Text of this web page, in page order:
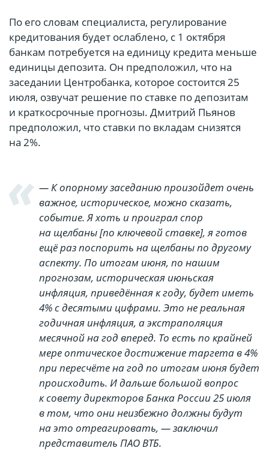
По его словам специалиста, регулирование
кредитования будет ослаблено, с 1 октября
банкам потребуется на единицу кредита меньше
единицы депозита. Он предположил, что на
заседании Центробанка, которое состоится 25
июля, озвучат решение по ставке по депозитам
и краткосрочные прогнозы. Дмитрий Пьянов
предположил, что ставки по вкладам снизятся
на 2%.
— К опорному заседанию произойдет очень
важное, историческое, можно сказать,
событие. Я хоть и проиграл спор
на щелбаны [по ключевой ставке], я готов
ещё раз поспорить на щелбаны по другому
аспекту. По итогам июня, по нашим
прогнозам, историческая июньская
инфляция, приведённая к году, будет иметь
4% с десятыми цифрами. Это не реальная
годичная инфляция, а экстраполяция
месячной на год вперед. То есть по крайней
мере оптическое достижение таргета в 4%
при пересчёте на год по итогам июня будет
происходить. И дальше большой вопрос
к совету директоров Банка России 25 июля
в том, что они неизбежно должны будут
на это отреагировать, — заключил
представитель ПАО ВТБ.